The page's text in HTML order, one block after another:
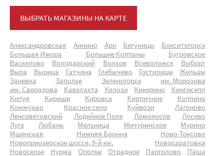
ВЫБРАТЬ МАГАЗИНЫ НА КАРТЕ
Александровская Аннино Аро Бегуницы
Бокситогорск
Большая Ижора
Большие Колпаны
Бугровское
Васкелово
Володарский Волхов Всеволожск
Выборг
Выра
Вырица Гатчина Глебычево Гостилицы
Жельцы
Заневка
Заполье Зеленогорск
им. Морозова
им. Свердлова
Кавелахта Келози Кикерино
Кингисепп
Кипуя
Кириши Кировск Кирпичное
Колпино
Коммунар
Красное село Куйвози
Лагоново
Ленсоветовский
Лодейное Поле Ломоносов
Лосево
Луга
Любань Мельница Мичуринское
Мурино
Мшинская
Нижняя Бронна
Ново-Токсово
Новоприозерское шоссе, 9-й км.
Новосаратовка
Новоселье
Нурма Ополье Отрадное Парголово
Паша